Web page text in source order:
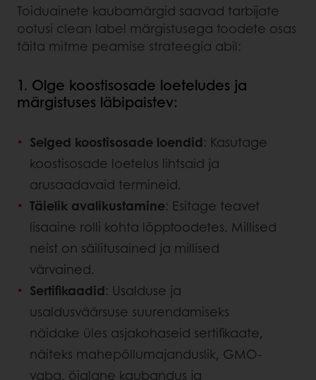
Toiduainete kaubamärgid saavad tarbijate
ootusi clean label märgistusega toodete osas
täita mitme peamise strateegia abil:
1. Olge koostisosade loeteludes ja
märgistuses läbipaistev:
Selged koostisosade loendid: Kasutage
koostisosade loetelus lihtsaid ja
arusaadavaid termineid.
Täielik avalikustamine: Esitage teavet
lisaaine rolli kohta lõpptoodetes. Millised
neist on säilitusained ja millised
värvained.
Sertifikaadid: Usalduse ja
usaldusväärsuse suurendamiseks
näidake üles asjakohaseid sertifikaate,
näiteks mahepõllumajanduslik, GMO-
vaba, õiglane kaubandus ja